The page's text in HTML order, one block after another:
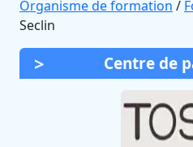
Organisme de formation /
Seclin
Centre de